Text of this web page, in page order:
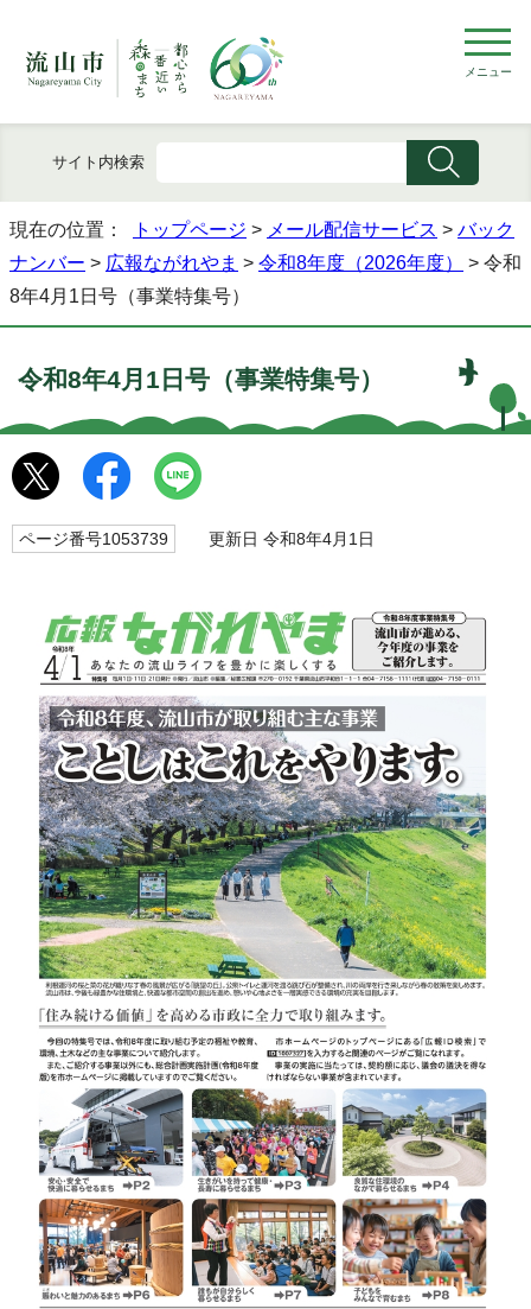
メニュー
サイト内検索
現在の位置： トップページ > メール配信サービス > バック
ナンバー > 広報ながれやま > 令和8年度（2026年度）
> 令和
8年4月1日号（事業特集号）
令和8年4月1日号（事業特集号）
ページ番号1053739 更新日 令和8年4月1日